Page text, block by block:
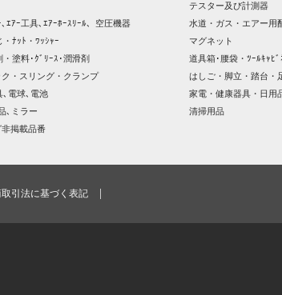
テスター及び計測器
ｴｱｰ工具､ｴｱｰﾎｰｽﾘｰﾙ、空圧機器 水道・ガス・エアー用
・ﾅｯﾄ・ﾜｯｼｬｰ マグネット
・塗料･ｸﾞﾘｰｽ･潤滑剤 道具箱･腰袋・ﾂｰﾙｷｬﾋ
・スリング・クランプ はしご・脚立・踏台・
､電球､電池 家電・健康器具・日用
､ミラー 清掃用品
掲載品番
引法に基づく表記